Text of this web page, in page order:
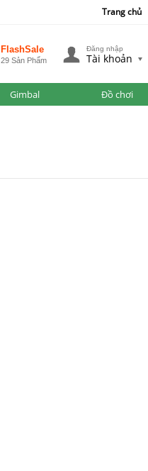
Trang chủ
FlashSale
29 Sản Phẩm
Đăng nhập
Tài khoản
Gimbal Đồ chơi